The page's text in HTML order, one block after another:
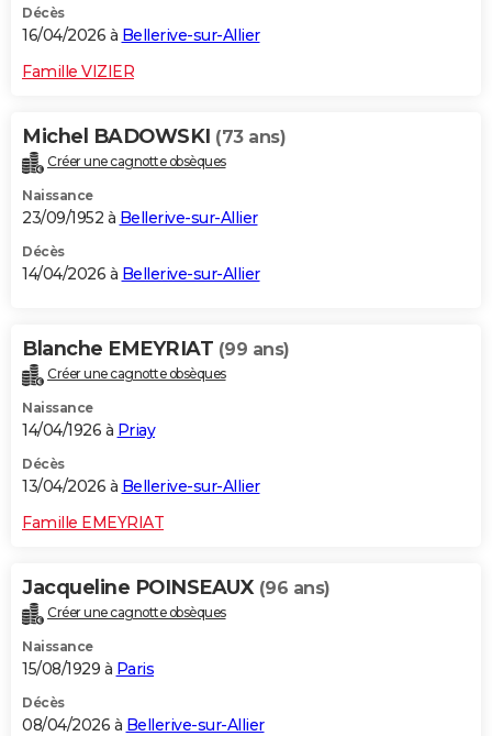
Décès
16/04/2026 à Bellerive-sur-Allier
Famille VIZIER
Michel BADOWSKI (73 ans)
Créer une cagnotte obsèques
Naissance
23/09/1952 à Bellerive-sur-Allier
Décès
14/04/2026 à Bellerive-sur-Allier
Blanche EMEYRIAT (99 ans)
Créer une cagnotte obsèques
Naissance
14/04/1926 à Priay
Décès
13/04/2026 à Bellerive-sur-Allier
Famille EMEYRIAT
Jacqueline POINSEAUX (96 ans)
Créer une cagnotte obsèques
Naissance
15/08/1929 à Paris
Décès
08/04/2026 à Bellerive-sur-Allier